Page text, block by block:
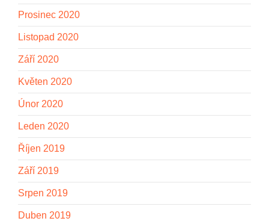
Prosinec 2020
Listopad 2020
Září 2020
Květen 2020
Únor 2020
Leden 2020
Říjen 2019
Září 2019
Srpen 2019
Duben 2019